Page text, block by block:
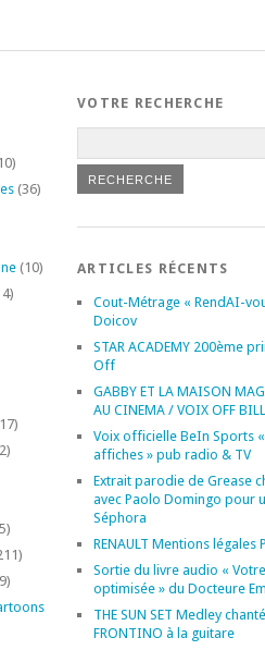
(36)
(10)
VOTRE RECHERCHE
ARTICLES RÉCENTS
Cout-Métrage « RendAI-
Doicov
STAR ACADEMY 200ème
Off
GABBY ET LA MAISON
AU CINEMA / VOIX OFF
Voix officielle BeIn Sports
affiches » pub radio & TV
Extrait parodie de Grease
avec Paolo Domingo pour
Séphora
RENAULT Mentions légales
Sortie du livre audio «
optimisée » du Docteure
THE SUN SET Medley
FRONTINO à la guitare